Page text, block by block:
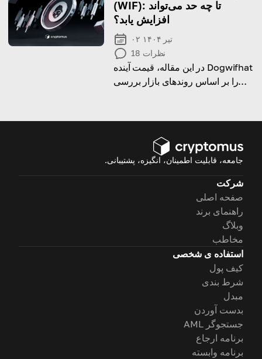
(WIF): تا چه حد می‌تواند
افزایش یابد؟
۰۲ تیر ۱۴۰۴
18 نظرات
در این مقاله، قیمت آینده Dogwifhat
را بر اساس روندهای بازار بررسی
جامعه، قابلیت اطمینان، انگیزه، پشتیبانی.
شرکت
صفحه اصلی
راهنمای برند
وبلاگ
مخاطب
استفاده ی شخصی
کیف پول
شرط بندی
مبدل
بدست آوردن
جستجوگر AML
برنامه ارجاع
برنامه وابسته